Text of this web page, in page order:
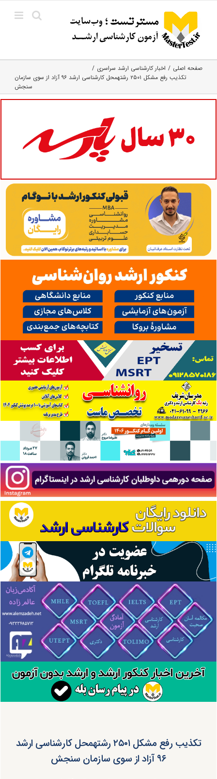
content
صفحه اصلی
اخبار کارشناسی ارشد سراسری
تکذیب رفع مشکل ۲۵۰۱ رشته‎محل کارشناسی ارشد ۹۶ آزاد از سوی سازمان
سنجش
تکذیب رفع مشکل ۲۵۰۱ رشته‎محل کارشناسی ارشد
۹۶ آزاد از سوی سازمان سنجش